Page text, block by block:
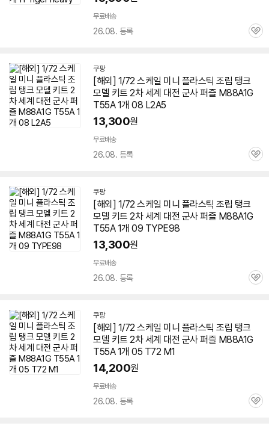
무료배송
26.08. 등록
관
쿠팡
[해외] 1/72 스케일 미니 플라스틱 조립 탱크
모델 키트 2차 세계 대전 군사 퍼즐 M88A1G
T55A 1개 08 L2A5
13,300원
무료배송
26.08. 등록
관
쿠팡
[해외] 1/72 스케일 미니 플라스틱 조립 탱크
모델 키트 2차 세계 대전 군사 퍼즐 M88A1G
T55A 1개 09 TYPE98
13,300원
무료배송
26.08. 등록
관
쿠팡
[해외] 1/72 스케일 미니 플라스틱 조립 탱크
모델 키트 2차 세계 대전 군사 퍼즐 M88A1G
T55A 1개 05 T72 M1
14,200원
무료배송
26.08. 등록
관